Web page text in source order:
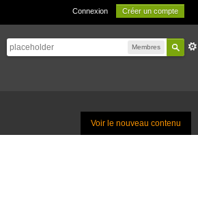
Connexion Créer un compte
Membres
Voir le nouveau contenu